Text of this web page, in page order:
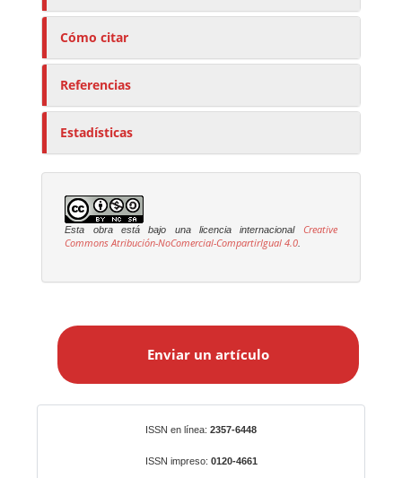
Cómo citar
Referencias
Estadísticas
Esta obra está bajo una licencia internacional
Creative
Commons Atribución-NoComercial-CompartirIgual 4.0
a
Enviar un artículo
ISSN en línea: 2357-6448
ISSN impreso: 0120-4661